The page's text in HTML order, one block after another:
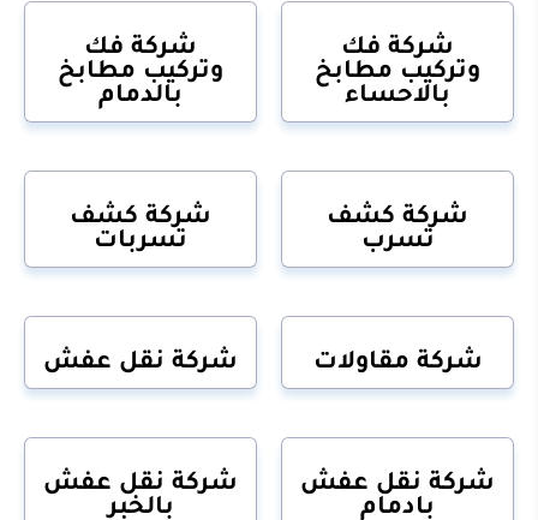
شركة فك
وتركيب مطابخ
بالاحساء
شركة فك
وتركيب مطابخ
بالدمام
شركة كشف
تسرب
شركة كشف
تسربات
شركة مقاولات شركة نقل عفش
شركة نقل عفش
بادمام
شركة نقل عفش
بالخبر